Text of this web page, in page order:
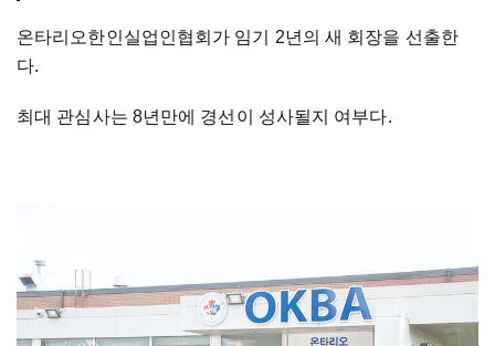
온타리오한인실업인협회가 임기 2년의 새 회장을 선출한
다.
최대 관심사는 8년만에 경선이 성사될지 여부다.